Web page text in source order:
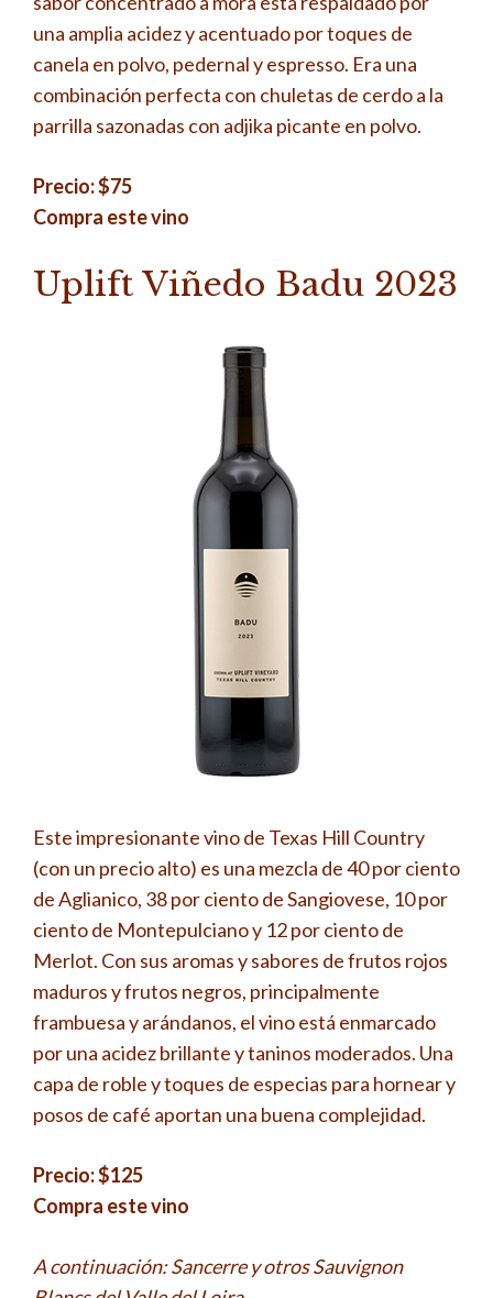
una amplia acidez y acentuado por toques de
canela en polvo, pedernal y espresso. Era una
combinación perfecta con chuletas de cerdo a la
parrilla sazonadas con adjika picante en polvo.
Precio: $75
Compra este vino
Uplift Viñedo Badu 2023
Este impresionante vino de Texas Hill Country
(con un precio alto) es una mezcla de 40 por ciento
de Aglianico, 38 por ciento de Sangiovese, 10 por
ciento de Montepulciano y 12 por ciento de
Merlot. Con sus aromas y sabores de frutos rojos
maduros y frutos negros, principalmente
frambuesa y arándanos, el vino está enmarcado
por una acidez brillante y taninos moderados. Una
capa de roble y toques de especias para hornear y
posos de café aportan una buena complejidad.
Precio: $125
Compra este vino
A continuación: Sancerre y otros Sauvignon